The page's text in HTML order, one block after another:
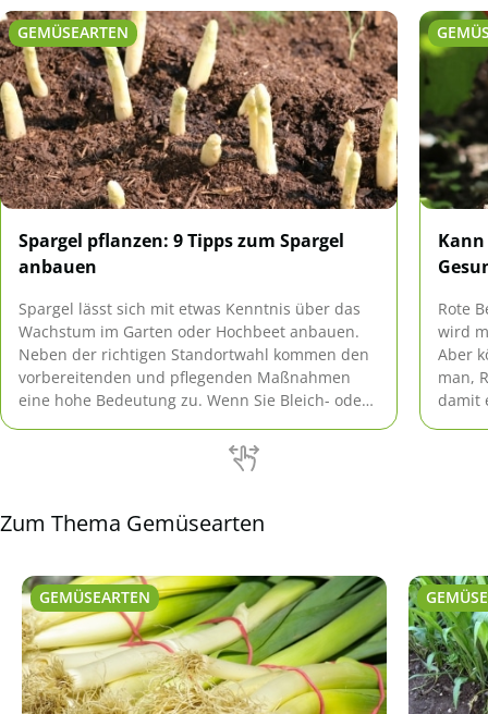
GEMÜSEARTEN
Spargel pflanzen: 9 Tipps zum Spargel
anbauen
Spargel lässt sich mit etwas Kenntnis über das
Wachstum im Garten oder Hochbeet anbauen.
Neben der richtigen Standortwahl kommen den
vorbereitenden und pflegenden Maßnahmen
eine hohe Bedeutung zu. Wenn Sie Bleich- oder
sich die Vorgehensweise geringfügig.
Rote
wird
Aber
man,
damit
Zum Thema Gemüsearten
GEMÜSEARTEN